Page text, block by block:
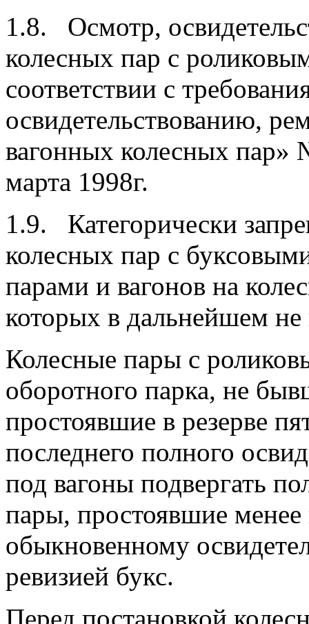
1.8. Осмотр,
колесных пар с
соответствии с
освидетельствованию,
вагонных колесных
марта 1998г.
1.9. Категорически
колесных пар с
парами и вагонов на
которых в дальнейшем
Колесные пары с
оборотного парка, не
простоявшие в резерве
последнего полного
под вагоны подвергать
пары, простоявшие менее
обыкновенному
ревизией букс.
Перед постановкой